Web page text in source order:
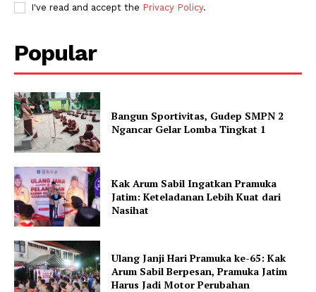
I've read and accept the Privacy Policy.
Popular
Bangun Sportivitas, Gudep SMPN 2
Ngancar Gelar Lomba Tingkat 1
Kak Arum Sabil Ingatkan Pramuka
Jatim: Keteladanan Lebih Kuat dari
Nasihat
Ulang Janji Hari Pramuka ke-65: Kak
Arum Sabil Berpesan, Pramuka Jatim
Harus Jadi Motor Perubahan